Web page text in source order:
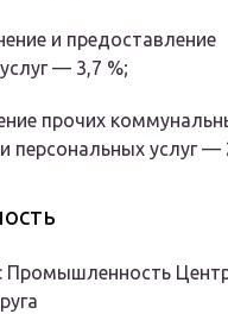
и предоставление
— 3,7 %;
прочих
персональных услуг —
: Промышленность